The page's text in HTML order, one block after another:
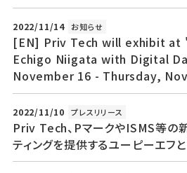
2022/11/14 お知らせ
[EN] Priv Tech will exhibit at
Echigo Niigata with Digital
November 16 - Thursday,
2022/11/10 プレスリリース
Priv Tech、PマークやISMS等の
ティングを提供するユーピーエフ